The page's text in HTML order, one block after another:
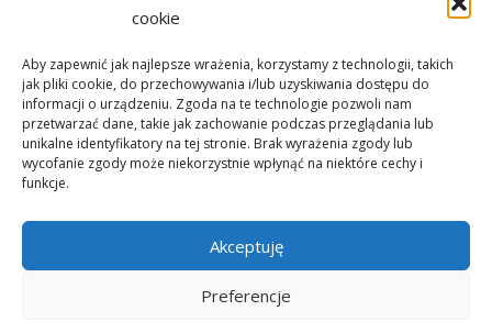
cookie
Aby zapewnić jak najlepsze wrażenia, korzystamy z technologii, takich
jak pliki cookie, do przechowywania i/lub uzyskiwania dostępu do
informacji o urządzeniu. Zgoda na te technologie pozwoli nam
przetwarzać dane, takie jak zachowanie podczas przeglądania lub
unikalne identyfikatory na tej stronie. Brak wyrażenia zgody lub
wycofanie zgody może niekorzystnie wpłynąć na niektóre cechy i
funkcje.
Akceptuję
Preferencje
Bezpieczne zakupy